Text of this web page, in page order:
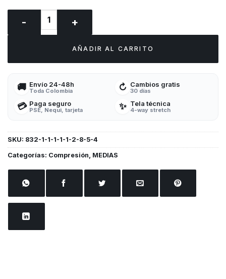
MEDIAS De Compresión Mickey colores cantidad
AÑADIR AL CARRITO
🚚 Envío 24-48h
Toda Colombia ↻ Cambios gratis
30 días
💳 Paga seguro
PSE, Nequi, tarjeta ✨ Tela técnica
4-way stretch
SKU: 832-1-1-1-1-1-2-8-5-4
Categorías: Compresión, MEDIAS